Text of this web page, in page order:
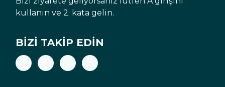
kullanın ve 2. kata gelin.
BIZI TAKIP EDIN